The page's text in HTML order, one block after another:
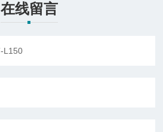
在线留言